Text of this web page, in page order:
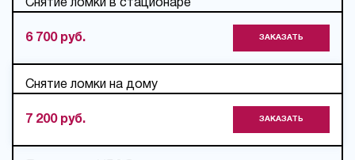
Снятие ломки в стационаре
6 700 руб. ЗАКАЗАТЬ
Снятие ломки на дому
7 200 руб. ЗАКАЗАТЬ